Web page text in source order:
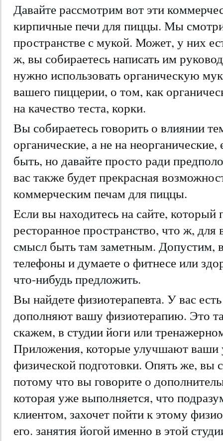
Давайте рассмотрим вот эти
кирпичные печи для пиццы. Мы
пространстве с мукой. Может, у них
ж, вы собираетесь написать им
нужно использовать органическую
вашего пиццерии, о том, как
на качество теста, корки.
Вы собираетесь говорить о влиянии
органические, а не на
быть, но давайте просто ради
вас также будет прекрасная
коммерческим печам для пиццы.
Если вы находитесь на сайте, который
ресторанное пространство, что ж, для
смысл быть там заметным. Допустим,
телефоны и думаете о фитнесе или
что-нибудь предложить.
Вы найдете физиотерапевта. У вас
дополняют вашу физиотерапию. Это
скажем, в студии йоги или
Приложения, которые улучшают
физической подготовки. Опять же, вы
потому что вы говорите о
которая уже выполняется, что
клиентом, захочет пойти к этому
его. занятия йогой именно в этой